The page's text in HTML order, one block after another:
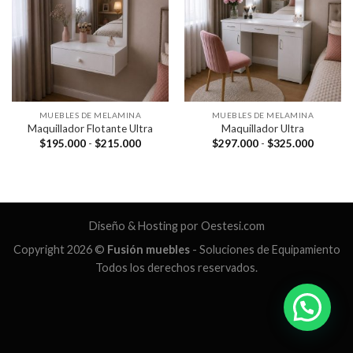
MUEBLES DE MELAMINA
Maquillador Flotante Ultra
$195.000 - $215.000Rango
$215.000
MUEBLES DE MELAMINA
Maquillador Ultra
$297.000 - $325.000Rango
Diseño & Hosting por Oestesi.com
Copyright 2026 © Fusión muebles- Soluciones de Equipamiento
Todos los derechos reservados.